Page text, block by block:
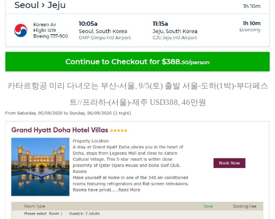
카타르항공 미리 다녀오는 부산-서울, 9/5(토) 출발 서울-도하(1박)-부다페스
트//프라하-(서울)-제주 USD388, 46만원